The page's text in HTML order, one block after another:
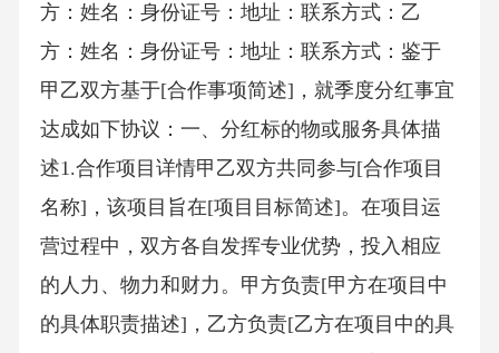
方：姓名：身份证号：地址：联系方式：乙
方：姓名：身份证号：地址：联系方式：鉴于
甲乙双方基于[合作事项简述]，就季度分红事宜
达成如下协议：一、分红标的物或服务具体描
述1.合作项目详情甲乙双方共同参与[合作项目
名称]，该项目旨在[项目目标简述]。在项目运
营过程中，双方各自发挥专业优势，投入相应
的人力、物力和财力。甲方负责[甲方在项目中
的具体职责描述]，乙方负责[乙方在项目中的具